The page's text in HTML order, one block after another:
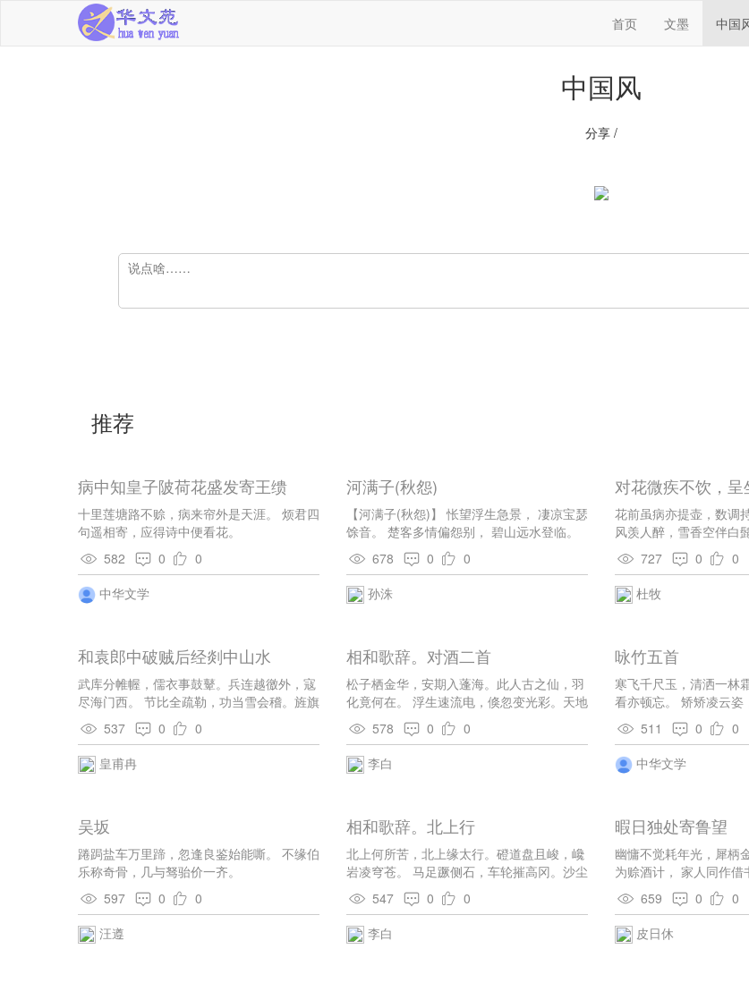
首页 文墨 中国
中国风
分享 /
推荐
病中知皇子陂荷花盛发寄王缋
十里莲塘路不赊，病来帘外是天涯。 烦君四
句遥相寄，应得诗中便看花。
582
0
0
中华文学
河满子(秋怨)
【河满子(秋怨)】 怅望浮生急景， 凄凉宝瑟
馀音。 楚客多情偏怨别， 碧山远水登临。
目送连天衰草， 夜阑几处疏砧。 黄叶无风
自落， 秋云不雨长阴。 天若有情天亦老，
摇摇幽恨难禁。 惆怅旧欢如梦， 觉来无处
追寻。
678 0
0
孙洙
对花微疾不饮，呈
花前虽病亦提壶，数调
风羡人醉，雪香空伴白
727
0
0
杜牧
和袁郎中破贼后经剡中山水
武库分帷幄，儒衣事鼓鼙。兵连越徼外，寇
尽海门西。 节比全疏勒，功当雪会稽。旌旗
回剡岭，士马濯耶溪。 受律梅初发，班师草
未齐。行看佩金印，岂得访丹梯。
537 0
0
皇甫冉
相和歌辞。对酒二首
松子栖金华，安期入蓬海。此人古之仙，羽
化竟何在。 浮生速流电，倏忽变光彩。天地
无凋换，容颜有迁改。 对酒不肯饮，含情欲
谁待。 劝君莫拒杯，春风笑人来。桃李如旧
识，倾花向我开。 流莺啼碧树，明月窥金
罍。昨来朱颜子，今日白发催。 棘生石虎
578 0
0
李白
咏竹五首
寒飞千尺玉，清洒一林
看亦顿忘。 矫矫凌云姿
不知年，真吾岁寒友。
似琴。潇湘一夜雨，滴
固，心虚节更高。一林
涛。 淇澳春云碧，潇湘
511 0
0
中华文学
吴坂
踡跼盐车万里蹄，忽逢良鉴始能嘶。 不缘伯
乐称奇骨，几与驽骀价一齐。
597
0
0
汪遵
相和歌辞。北上行
北上何所苦，北上缘太行。磴道盘且峻，巉
岩凌穹苍。 马足蹶侧石，车轮摧高冈。沙尘
接幽州，烽火连朔方。 杀气毒剑戟，严风裂
衣裳。奔鲸夹黄河，凿齿屯洛阳。 前行无归
日，返顾思旧乡。惨戚冰雪里，悲号绝中
肠。 尺布不掩体，皮肤剧枯桑。汲水涧谷
547 0
0
李白
暇日独处寄鲁望
幽慵不觉耗年光，犀柄
为赊酒计， 家人同作
料，廪粟先教算鹤粮。
妨犹得事吾王。
659 0
0
皮日休